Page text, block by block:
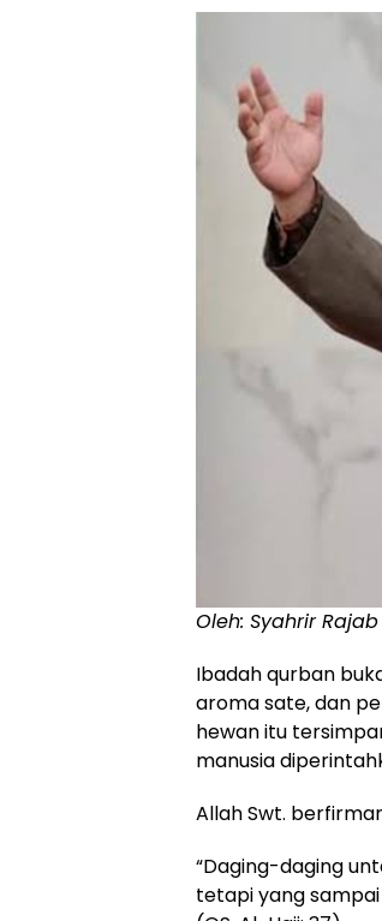
Oleh: Syahrir Rajab
Ibadah qurban
aroma sate, dan
hewan itu
manusia
Allah Swt.
“Daging-daging
tetapi yang